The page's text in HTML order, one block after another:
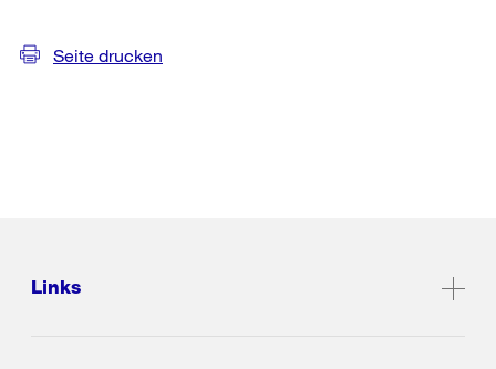
Seite drucken
Links